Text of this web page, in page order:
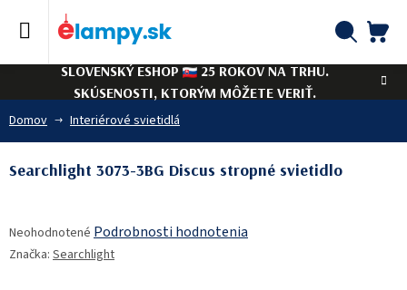
SLOVENSKÝ ESHOP
25 ROKOV NA TRHU.
SKÚSENOSTI, KTORÝM MÔŽETE VERIŤ.
Domov Interiérové svietidlá
Searchlight 3073-3BG Discus stropné svietidlo
hodnotenie
produktu
Neohodnotené Podrobnosti hodnotenia
Značka: Searchlight